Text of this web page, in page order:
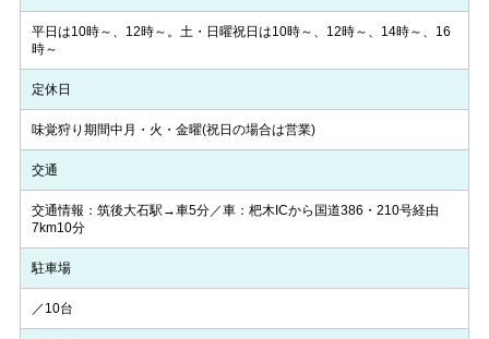
平日は10時～、12時～。土・日曜祝日は10時～、12時～、14時～、16
時～
定休日
味覚狩り期間中月・火・金曜(祝日の場合は営業)
交通
交通情報：筑後大石駅→車5分／車：杷木ICから国道386・210号経由
7km10分
駐車場
／10台